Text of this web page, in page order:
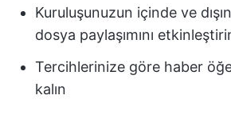
Kuruluşunuzun içinde ve
dosya paylaşımını
Tercihlerinize göre haber
kalın